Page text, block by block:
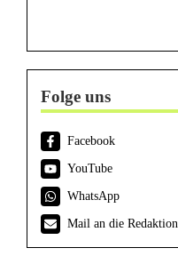
Folge uns
Facebook
YouTube
WhatsApp
Mail an die Redaktion